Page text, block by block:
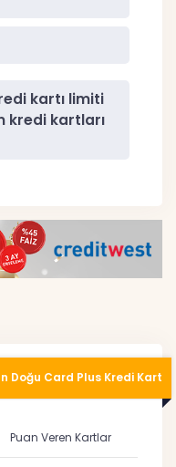
kartı limiti
kredi kartları
Doğu Card Plus Kredi Kart
Puan Veren Kartlar